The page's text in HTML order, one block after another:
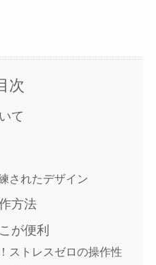
次
て
されたデザイン
方法
が便利
ストレスゼロの操作性